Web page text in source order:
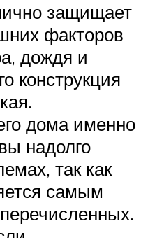
защищает
факторов
дождя и
конструкция
дома именно
надолго
так как
самым